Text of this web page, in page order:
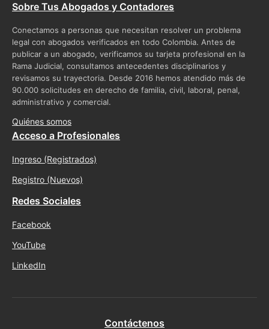
Sobre Tus Abogados y Contadores
Conectamos a personas que necesitan resolver un problema
legal con abogados verificados en todo Colombia. Antes de
publicar a un abogado, verificamos su tarjeta profesional en la
Rama Judicial, consultamos antecedentes disciplinarios y
revisamos su trayectoria. Desde 2016 hemos atendido más de
90.000 solicitudes en derecho de familia, civil, laboral, penal,
administrativo y comercial.
Quiénes somos
Acceso a Profesionales
Ingreso (Registrados)
Registro (Nuevos)
Redes Sociales
Facebook
YouTube
LinkedIn
Contáctenos